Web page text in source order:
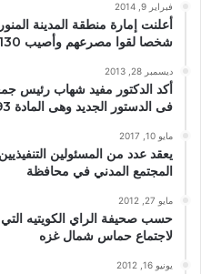
فبراير 9, 2014
شخصا لقوا مصرعهم وأصيب 130 آخرون باختناقات إثر
ديسمبر 28, 2013
أكد الدكتور مفيد شهاب رئيس
فى الدستور الجديد وهى المادة 93 للتأكيد على احترام مصر
مايو 10, 2017
يعقد عدد من المسئولين
المجتمع المدني في محافظة
مايو 27, 2012
حسب صحيفة الراي الكويتيه
لاجتماع حماس شمال غزه
يونيو 16, 2012